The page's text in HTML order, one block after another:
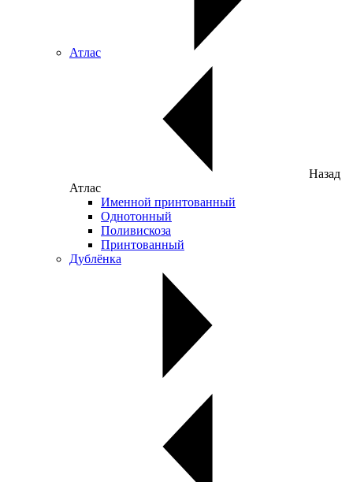
Атлас
Назад
Атлас
Именной принтованный
Однотонный
Поливискоза
Принтованный
Дублёнка